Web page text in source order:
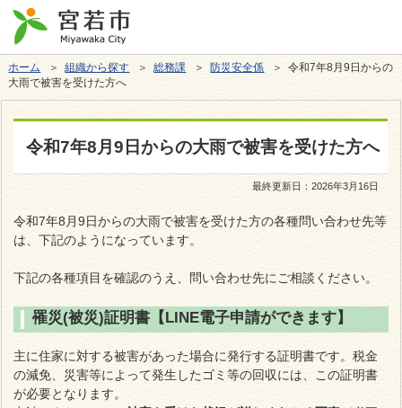
ホーム ＞組織から探す ＞総務課 ＞ 防災安全係 ＞ 令和7年8月9日からの
大雨で被害を受けた方へ
令和7年8月9日からの大雨で被害を受けた方へ
最終更新日：2026年3月16日
令和7年8月9日からの大雨で被害を受けた方の各種問い合わせ先等
は、下記のようになっています。
下記の各種項目を確認のうえ、問い合わせ先にご相談ください。
罹災(被災)証明書【LINE電子申請ができます】
主に住家に対する被害があった場合に発行する証明書です。税金
の減免、災害等によって発生したゴミ等の回収には、この証明書
が必要となります。